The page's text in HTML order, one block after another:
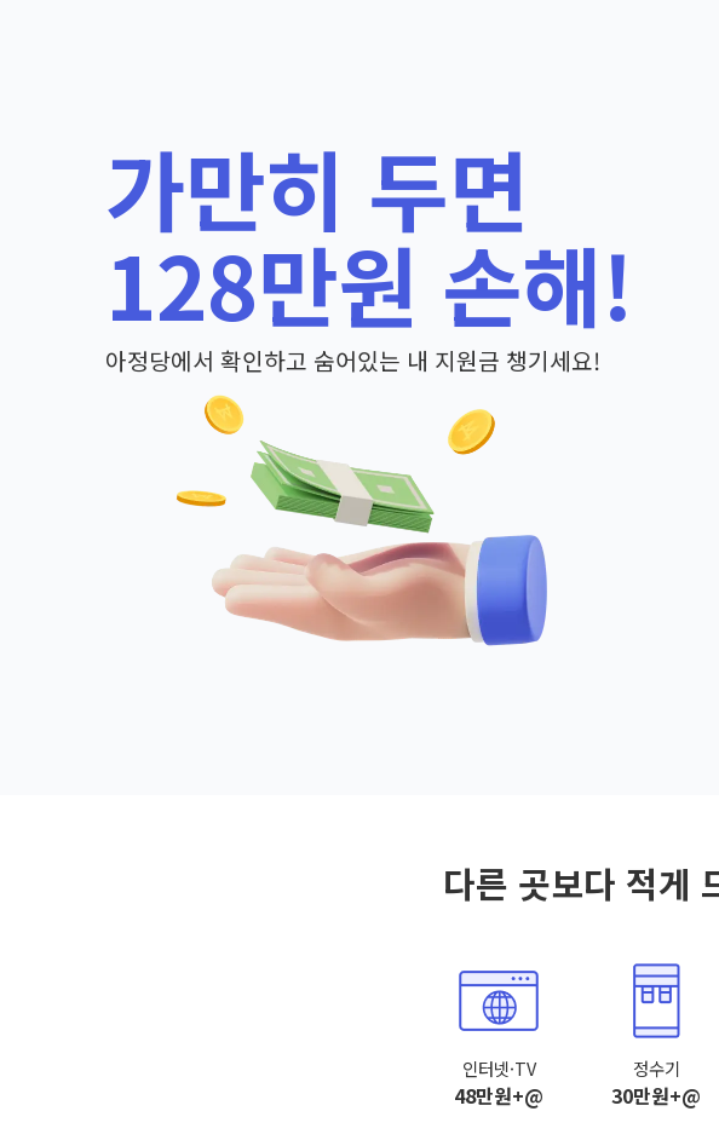
가만히 두면
128만원 손해!
아정당에서 확인하고 숨어있는 내 지원금 챙기세요!
다른 곳보다 적게
인터넷·TV
48만원+@
정수기
30만원+@